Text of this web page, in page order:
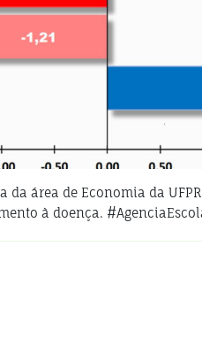
da área de Economia da
à doença.